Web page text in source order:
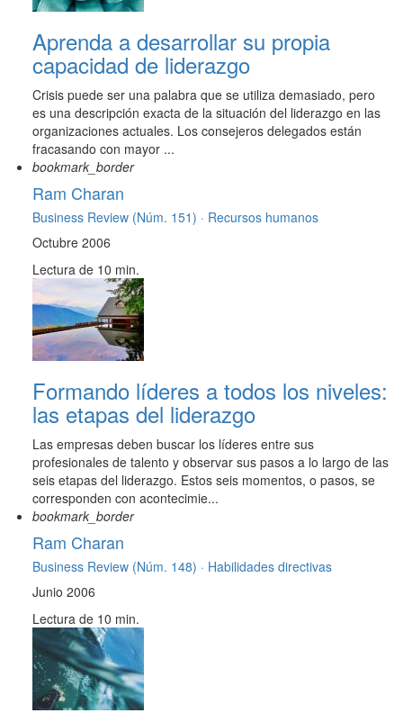
Aprenda a desarrollar su propia
capacidad de liderazgo
Crisis puede ser una palabra que se utiliza demasiado, pero
es una descripción exacta de la situación del liderazgo en las
organizaciones actuales. Los consejeros delegados están
fracasando con mayor ...
bookmark_border
Ram Charan
Business Review (Núm. 151) · Recursos humanos
Octubre 2006
Lectura de 10 min.
Formando líderes a todos los niveles:
las etapas del liderazgo
Las empresas deben buscar los líderes entre sus
profesionales de talento y observar sus pasos a lo largo de las
seis etapas del liderazgo. Estos seis momentos, o pasos, se
corresponden con acontecimie...
bookmark_border
Ram Charan
Business Review (Núm. 148) · Habilidades directivas
Junio 2006
Lectura de 10 min.